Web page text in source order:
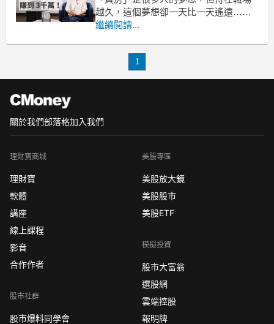
越久，這個夢想卻一天比一天遙遠…你
想：「薪水從沒漲過，就算漲薪，幅度
愛莉分享她 33 歲就賺到 3 千萬的心法，
繼續閱讀...
1
關於我們部落格加入我們
理財寶商城
理財寶
軟體
講座
線上課程
影音
合作作者
股市社群
股市爆料同學會
美股專區
美股放大鏡
美股股市
美股ETF
模擬投資
股市大富翁
選股網
雲端控股
報明牌